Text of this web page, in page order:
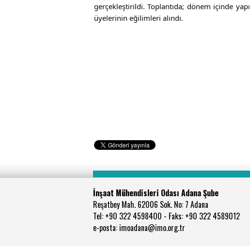
gerçekleştirildi. Toplantıda; dönem içinde
üyelerinin eğilimleri alındı.
İnşaat Mühendisleri Odası Adana Şube
Reşatbey Mah. 62006 Sok. No: 7 Adana
Tel: +90 322 4598400 - Faks: +90 322 4589012
e-posta: imoadana@imo.org.tr